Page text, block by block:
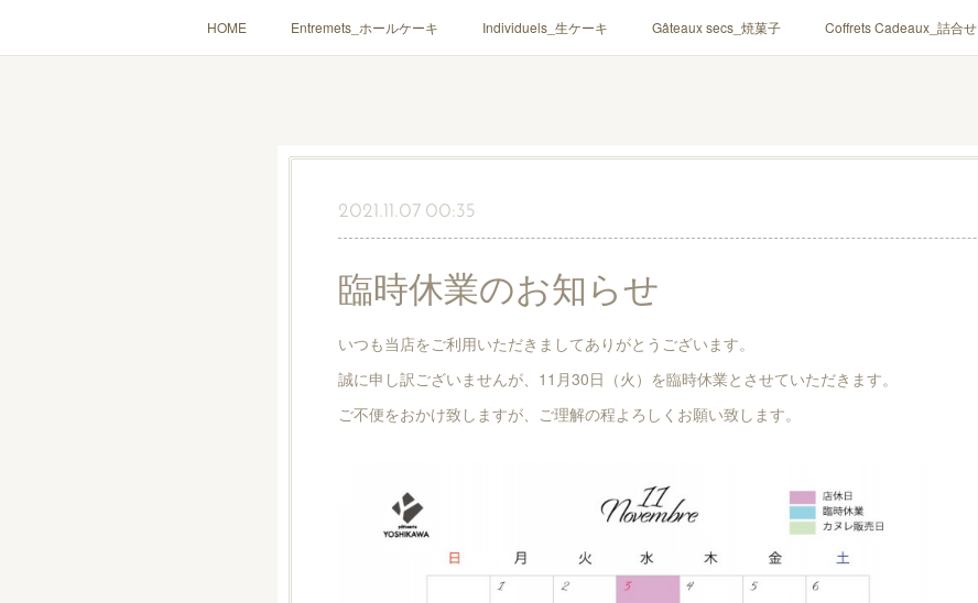
HOME Entremets_ホールケーキ Individuels_生ケーキ Gâteaux secs_焼菓子 Coffrets Cadeaux_詰合せ
2021.11.07 00:35
臨時休業のお知らせ
いつも当店をご利用いただきましてありがとうございます。
誠に申し訳ございませんが、11月30日（火）を臨時休業とさせていただきます。
ご不便をおかけ致しますが、ご理解の程よろしくお願い致します。